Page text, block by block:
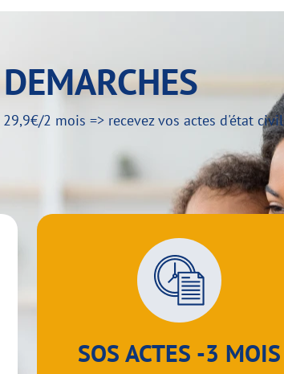
2 mois => recevez vos actes d'état civil
SOS ACTES -3 MOIS